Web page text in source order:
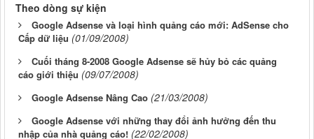
Theo dòng sự kiện
Google Adsense và loại hình quảng cáo mới: AdSense cho
Cấp dữ liệu (01/09/2008)
Cuối tháng 8-2008 Google Adsense sẽ hủy bỏ các quảng
cáo giới thiệu (09/07/2008)
Google Adsense Nâng Cao (21/03/2008)
Google Adsense với những thay đổi ảnh hưởng đến thu
nhập của nhà quảng cáo! (22/02/2008)